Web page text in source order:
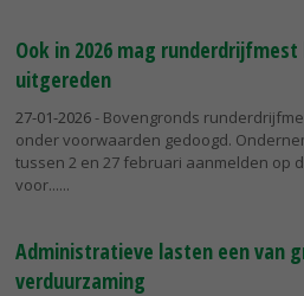
Ook in 2026 mag
uitgereden
27-01-2026- Bovengronds
onder voorwaarden gedoogd.
tussen 2 en 27 februari aanmelden op
voor...
Administratieve lasten een van
verduurzaming